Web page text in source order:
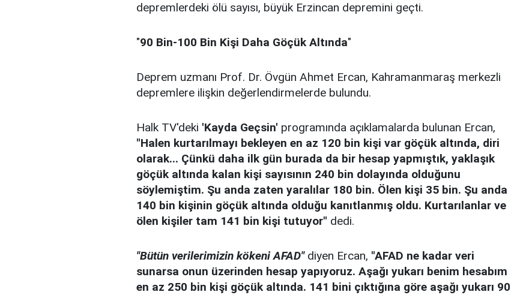
depremlerdeki ölü sayısı, büyük Erzincan depremini geçti.
"90 Bin-100 Bin Kişi Daha Göçük Altında"
Deprem uzmanı Prof. Dr. Övgün Ahmet Ercan, Kahramanmaraş merkezli
depremlere ilişkin değerlendirmelerde bulundu.
Halk TV'deki 'Kayda Geçsin' programında açıklamalarda bulunan Ercan,
"Halen kurtarılmayı bekleyen en az 120 bin kişi var göçük altında, diri
olarak... Çünkü daha ilk gün burada da bir hesap yapmıştık, yaklaşık
göçük altında kalan kişi sayısının 240 bin dolayında olduğunu
söylemiştim. Şu anda zaten yaralılar 180 bin. Ölen kişi 35 bin. Şu anda
140 bin kişinin göçük altında olduğu kanıtlanmış oldu. Kurtarılanlar ve
ölen kişiler tam 141 bin kişi tutuyor" dedi.
"Bütün verilerimizin kökeni AFAD"diyen Ercan, "AFAD ne kadar veri
sunarsa onun üzerinden hesap yapıyoruz. Aşağı yukarı benim hesabım
en az 250 bin kişi göçük altında. 141 bini çıktığına göre aşağı yukarı 90